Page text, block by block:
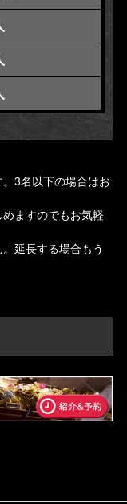
3名以下の場合はお
めますのでもお気軽
延長する場合もう